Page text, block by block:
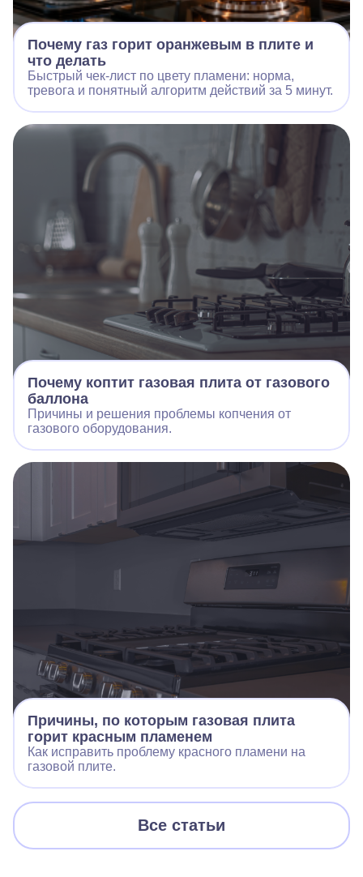
Почему газ горит оранжевым в плите и
что делать
Быстрый чек‑лист по цвету пламени: норма,
тревога и понятный алгоритм действий за 5 минут.
Почему коптит газовая плита от газового
баллона
Причины и решения проблемы копчения от
газового оборудования.
Причины, по которым газовая плита
горит красным пламенем
Как исправить проблему красного пламени на
газовой плите.
Все статьи